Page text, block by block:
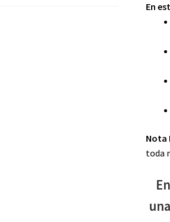
En
Nota
toda